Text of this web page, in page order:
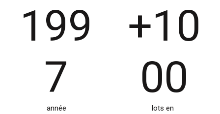
199
7
année
+10
00
lots en